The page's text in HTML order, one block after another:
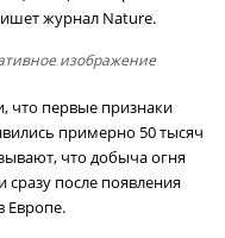
журнал Nature.
изображение
что первые признаки
примерно 50 тысяч
что добыча огня
сразу после появления
Европе.